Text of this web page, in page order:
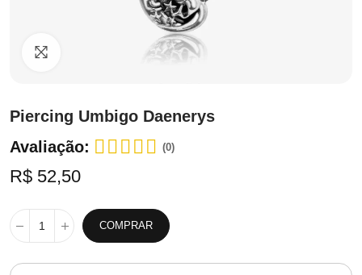
Clique para ampliar
Piercing Umbigo Daenerys
Avaliação:
(0)
R$ 52,50
COMPRAR